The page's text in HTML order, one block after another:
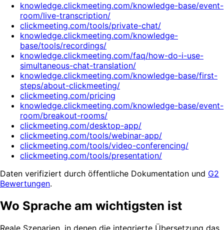
knowledge.clickmeeting.com/knowledge-base/event-
room/live-transcription/
clickmeeting.com/tools/private-chat/
knowledge.clickmeeting.com/knowledge-
base/tools/recordings/
knowledge.clickmeeting.com/faq/how-do-i-use-
simultaneous-chat-translation/
knowledge.clickmeeting.com/knowledge-base/first-
steps/about-clickmeeting/
clickmeeting.com/pricing
knowledge.clickmeeting.com/knowledge-base/event-
room/breakout-rooms/
clickmeeting.com/desktop-app/
clickmeeting.com/tools/webinar-app/
clickmeeting.com/tools/video-conferencing/
clickmeeting.com/tools/presentation/
Daten verifiziert durch öffentliche Dokumentation und G2
Bewertungen.
Wo Sprache am wichtigsten ist